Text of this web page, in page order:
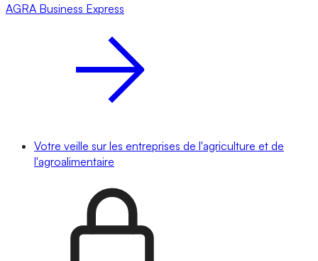
AGRA Business Express
Votre veille sur les entreprises de l'agriculture et de
l'agroalimentaire